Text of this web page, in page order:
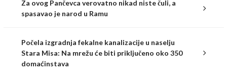
Za ovog Pančevca verovatno nikad niste čuli, a
spasavao je narod u Ramu
Počela izgradnja fekalne kanalizacije u naselju
Stara Misa: Na mrežu će biti priključeno oko 350
domaćinstava